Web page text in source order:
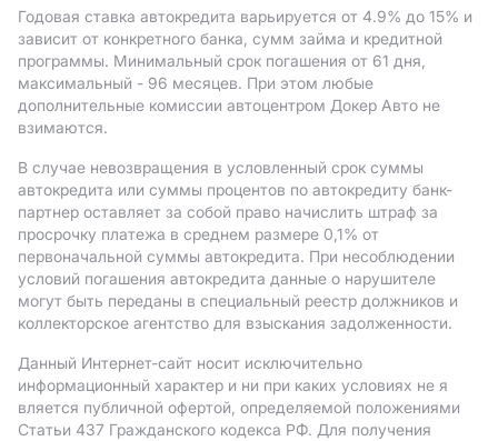
Годовая ставка автокредита варьируется от 4.9% до 15% и
зависит от конкретного банка, сумм займа и кредитной
программы. Минимальный срок погашения от 61 дня,
максимальный - 96 месяцев. При этом любые
дополнительные комиссии автоцентром Докер Авто не
взимаются.
В случае невозвращения в условленный срок суммы
автокредита или суммы процентов по автокредиту банк-
партнер оставляет за собой право начислить штраф за
просрочку платежа в среднем размере 0,1% от
первоначальной суммы автокредита. При несоблюдении
условий погашения автокредита данные о нарушителе
могут быть переданы в специальный реестр должников и
коллекторское агентство для взыскания задолженности.
Данный Интернет-сайт носит исключительно
информационный характер и ни при каких условиях не я
вляется публичной офертой, определяемой положениями
Статьи 437 Гражданского кодекса РФ. Для получения